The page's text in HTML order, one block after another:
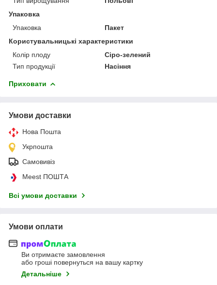
Упаковка
Упаковка
Пакет
Користувальницькі характеристики
Колір плоду
Сіро-зелений
Тип продукції
Насіння
Приховати
Умови доставки
Нова Пошта
Укрпошта
Самовивіз
Meest ПОШТА
Всі умови доставки
Умови оплати
Ви отримаєте замовлення
або гроші повернуться на вашу картку
Детальніше